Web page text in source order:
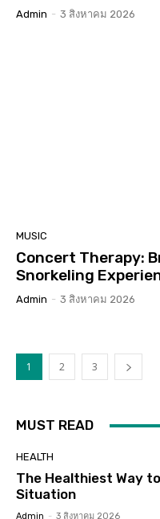
Admin - 3 สิงหาคม 2026
MUSIC
Concert Therapy:
Snorkeling
Admin - 3 สิงหาคม 2026
1 2 3
MUST READ
HEALTH
The Healthiest Way
Situation
Admin - 3 สิงหาคม 2026